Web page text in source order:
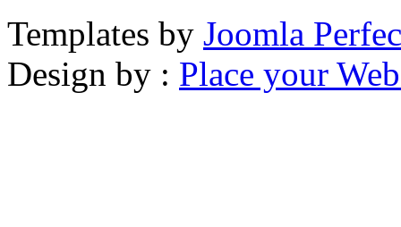
Templates by Joomla
Design by : Place your